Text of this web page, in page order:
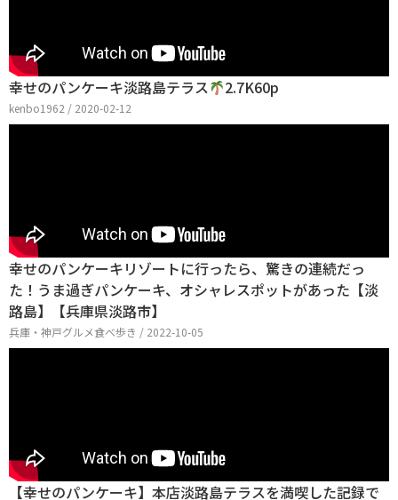
幸せのパンケーキ淡路島テラス 2.7K60p
kenbo1962 / 2020-02-12
幸せのパンケーキリゾートに行ったら、驚きの連続だっ
た！うま過ぎパンケーキ、オシャレスポットがあった【淡
路島】【兵庫県淡路市】
兵庫・神戸グルメ食べ歩き / 2022-10-05
【幸せのパンケーキ】本店淡路島テラスを満喫した記録で